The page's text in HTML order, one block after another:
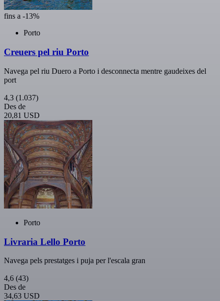
fins a -13%
Porto
Creuers pel riu Porto
Navega pel riu Duero a Porto i desconnecta mentre gaudeixes del
port
4,3 (1.037)
Des de
20,81 USD
Porto
Livraria Lello Porto
Navega pels prestatges i puja per l'escala gran
4,6 (43)
Des de
34,63 USD